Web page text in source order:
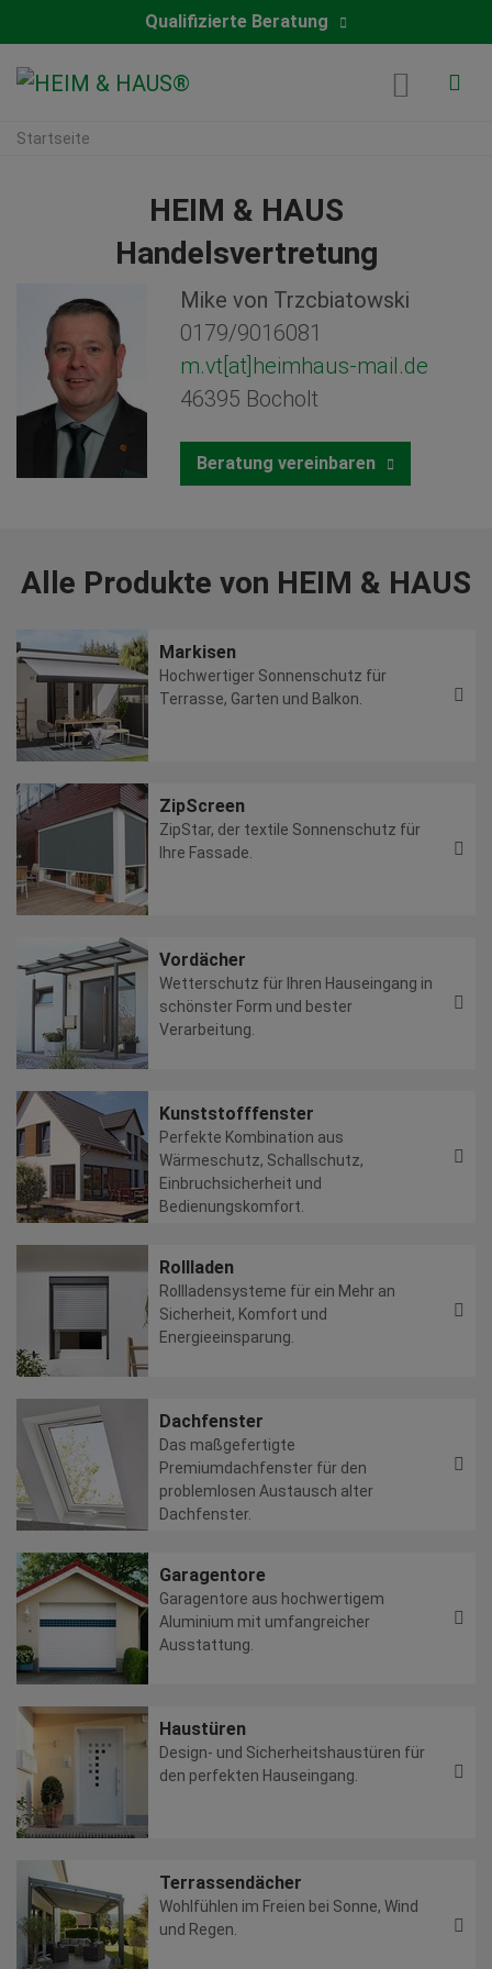
Qualifizierte Beratung
Startseite
HEIM & HAUS
Handelsvertretung
Mike von Trzcbiatowski
0179/9016081
m.vt[at]heimhaus-mail.de
46395 Bocholt
Beratung vereinbaren
Alle Produkte von HEIM & HAUS
Markisen
Hochwertiger Sonnenschutz für
Terrasse, Garten und Balkon.
ZipScreen
ZipStar, der textile Sonnenschutz für
Ihre Fassade.
Vordächer
Wetterschutz für Ihren Hauseingang in
schönster Form und bester
Verarbeitung.
Kunststofffenster
Perfekte Kombination aus
Wärmeschutz, Schallschutz,
Einbruchsicherheit und
Bedienungskomfort.
Rollladen
Rollladensysteme für ein Mehr an
Sicherheit, Komfort und
Energieeinsparung.
Dachfenster
Das maßgefertigte
Premiumdachfenster für den
problemlosen Austausch alter
Dachfenster.
Garagentore
Garagentore aus hochwertigem
Aluminium mit umfangreicher
Ausstattung.
Haustüren
Design- und Sicherheitshaustüren für
den perfekten Hauseingang.
Terrassendächer
Wohlfühlen im Freien bei Sonne, Wind
und Regen.